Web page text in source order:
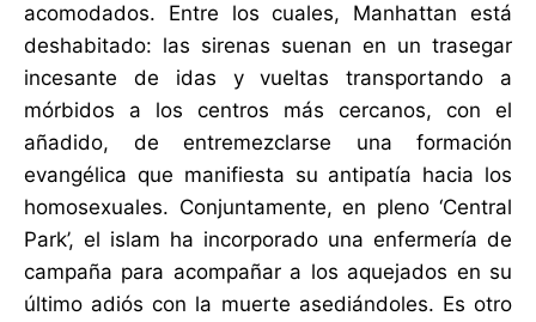
acomodados. Entre los cuales, Manhattan está
deshabitado: las sirenas suenan en un trasegar
incesante de idas y vueltas transportando a
mórbidos a los centros más cercanos, con el
añadido, de entremezclarse una formación
evangélica que manifiesta su antipatía hacia los
homosexuales. Conjuntamente, en pleno ‘Central
Park’, el islam ha incorporado una enfermería de
campaña para acompañar a los aquejados en su
último adiós con la muerte asediándoles. Es otro